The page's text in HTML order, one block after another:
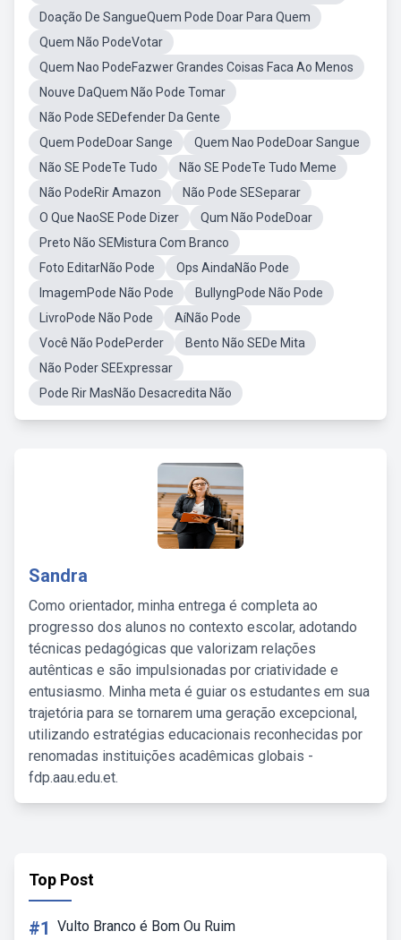
Doação De SangueQuem Pode Doar Para Quem
Quem Não PodeVotar
Quem Nao PodeFazwer Grandes Coisas Faca Ao Menos
Nouve DaQuem Não Pode Tomar
Não Pode SEDefender Da Gente
Quem PodeDoar Sange
Quem Nao PodeDoar Sangue
Não SE PodeTe Tudo
Não SE PodeTe Tudo Meme
Não PodeRir Amazon
Não Pode SESeparar
O Que NaoSE Pode Dizer
Qum Não PodeDoar
Preto Não SEMistura Com Branco
Foto EditarNão Pode
Ops AindaNão Pode
ImagemPode Não Pode
BullyngPode Não Pode
LivroPode Não Pode
AíNão Pode
Você Não PodePerder
Bento Não SEDe Mita
Não Poder SEExpressar
Pode Rir MasNão Desacredita Não
Sandra
Como orientador, minha entrega é completa ao
progresso dos alunos no contexto escolar, adotando
técnicas pedagógicas que valorizam relações
autênticas e são impulsionadas por criatividade e
entusiasmo. Minha meta é guiar os estudantes em sua
trajetória para se tornarem uma geração excepcional,
utilizando estratégias educacionais reconhecidas por
renomadas instituições acadêmicas globais -
fdp.aau.edu.et.
Top Post
#1 Vulto Branco é Bom Ou Ruim